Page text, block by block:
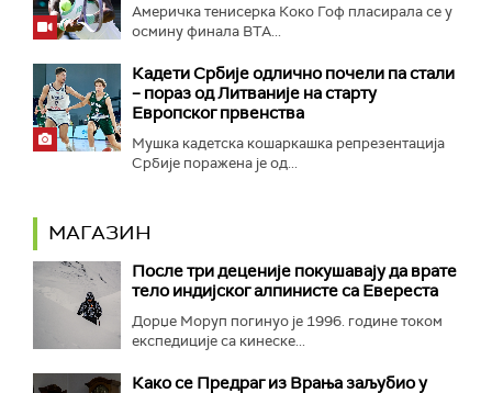
Америчка тенисерка Коко Гоф пласирала се у
осмину финала ВTA...
Кадети Србије одлично почели па стали
– пораз од Литваније на старту
Европског првенства
Мушка кадетска кошаркашка репрезентација
Србије поражена је од...
МАГАЗИН
После три деценије покушавају да врате
тело индијског алпинисте са Евереста
Дорџе Моруп погинуо је 1996. године током
експедиције са кинеске...
Како се Предраг из Врања заљубио у